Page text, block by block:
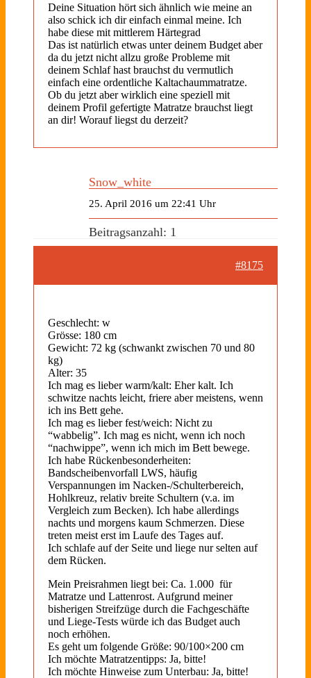
Deine Situation hört sich ähnlich wie meine an
also schick ich dir einfach einmal meine. Ich
habe diese mit mittlerem Härtegrad
Das ist natürlich etwas unter deinem Budget aber
da du jetzt nicht allzu große Probleme mit
deinem Schlaf hast brauchst du vermutlich
einfach eine ordentliche Kaltachaummatratze.
Ob du jetzt aber wirklich eine speziell mit
deinem Profil gefertigte Matratze brauchst liegt
an dir! Worauf liegst du derzeit?
Snow_white
25. April 2016 um 22:41 Uhr
Beitragsanzahl: 1
#8175
Geschlecht: w
Grösse: 180 cm
Gewicht: 72 kg (schwankt zwischen 70 und 80
kg)
Alter: 35
Ich mag es lieber warm/kalt: Eher kalt. Ich
schwitze nachts leicht, friere aber meistens, wenn
ich ins Bett gehe.
Ich mag es lieber fest/weich: Nicht zu
“wabbelig”. Ich mag es nicht, wenn ich noch
“nachwippe”, wenn ich mich im Bett bewege.
Ich habe Rückenbesonderheiten:
Bandscheibenvorfall LWS, häufig
Verspannungen im Nacken-/Schulterbereich,
Hohlkreuz, relativ breite Schultern (v.a. im
Vergleich zum Becken). Ich habe allerdings
nachts und morgens kaum Schmerzen. Diese
treten meist erst im Laufe des Tages auf.
Ich schlafe auf der Seite und liege nur selten auf
dem Rücken.
Mein Preisrahmen liegt bei: Ca. 1.000  für
Matratze und Lattenrost. Aufgrund meiner
bisherigen Streifzüge durch die Fachgeschäfte
und Liege-Tests würde ich das Budget auch
noch erhöhen.
Es geht um folgende Größe: 90/100×200 cm
Ich möchte Matratzentipps: Ja, bitte!
Ich möchte Hinweise zum Unterbau: Ja, bitte!